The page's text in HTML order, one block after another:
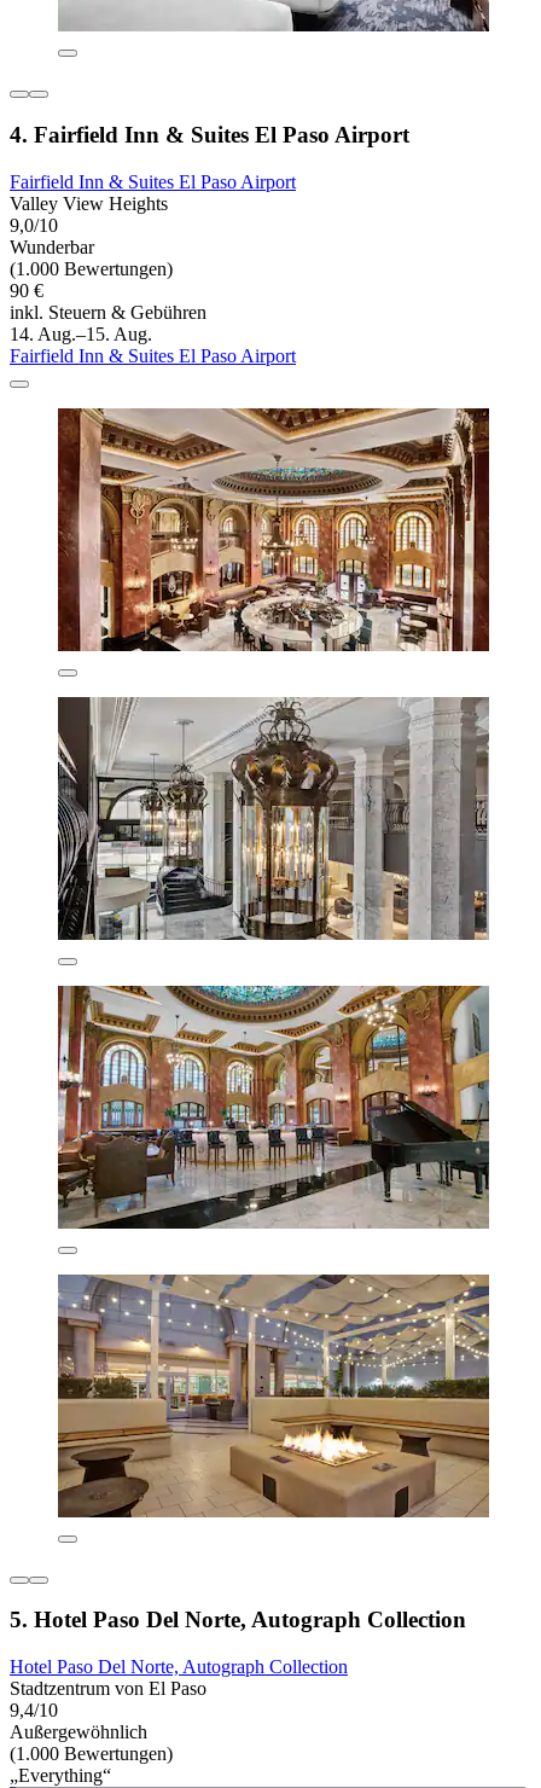
4. Fairfield Inn & Suites El Paso Airport
Fairfield Inn & Suites El Paso Airport
Valley View Heights
9,0/10
Wunderbar
(1.000 Bewertungen)
90 €
inkl. Steuern & Gebühren
14. Aug.–15. Aug.
Fairfield Inn & Suites El Paso Airport
5. Hotel Paso Del Norte, Autograph Collection
Hotel Paso Del Norte, Autograph Collection
Stadtzentrum von El Paso
9,4/10
Außergewöhnlich
(1.000 Bewertungen)
„Everything“